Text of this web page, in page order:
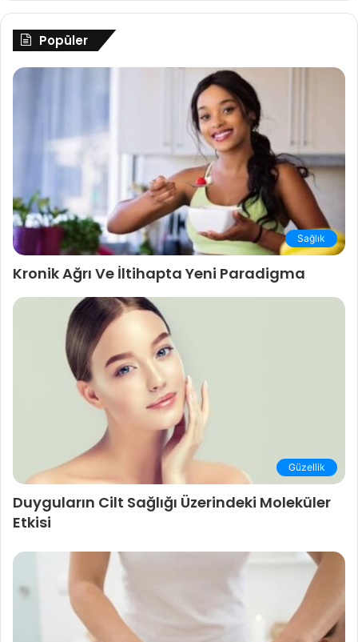
Popüler
Sağlık
Kronik Ağrı Ve İltihapta Yeni Paradigma
Güzellik
Duyguların Cilt Sağlığı Üzerindeki Moleküler
Etkisi